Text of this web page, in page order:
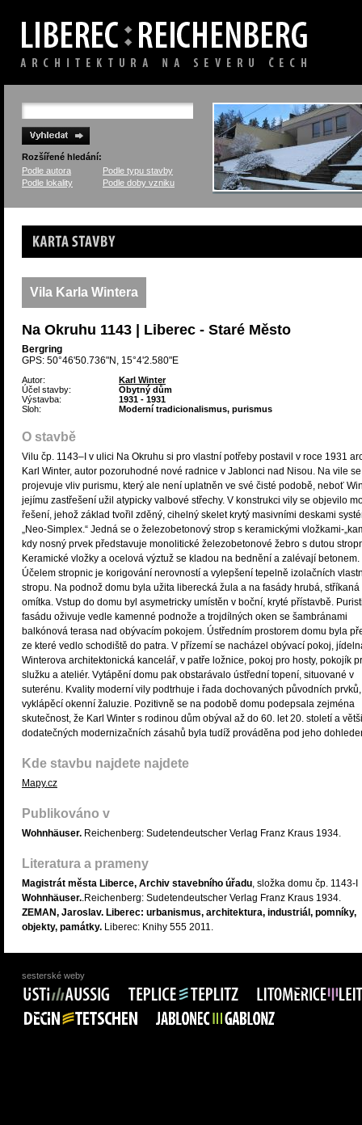
Rozšířené hledání:
Podle autora
Podle typu stavby
Podle lokality
Podle doby vzniku
Karta stavby
Vila Karla Wintera
Na Okruhu 1143 | Liberec - Staré Město
Bergring
GPS: 50°46'50.736"N, 15°4'2.580"E
Autor:
Karl Winter
Účel stavby:
Obytný dům
Výstavba:
1931 - 1931
Sloh:
Moderní tradicionalismus, purismus
O stavbě
Vilu čp. 1143–I v ulici Na Okruhu si pro vlastní potřeby postavil v roce 1931
Karl Winter, autor pozoruhodné nové radnice v Jablonci nad Nisou. Na vile se
projevuje vliv purismu, který ale není uplatněn ve své čisté podobě, neboť
jejímu zastřešení užil atypicky valbové střechy. V konstrukci vily se objevilo
řešení, jehož základ tvořil zděný, cihelný skelet krytý masivními deskami
„Neo-Simplex.“ Jedná se o železobetonový strop s keramickými vložkami-
kdy nosný prvek představuje monolitické železobetonové žebro s dutou
Keramické vložky a ocelová výztuž se kladou na bednění a zalévají betonem.
Účelem stropnic je korigování nerovností a vylepšení tepelně izolačních
stropu. Na podnož domu byla užita liberecká žula a na fasády hrubá, stříkaná
omítka. Vstup do domu byl asymetricky umístěn v boční, kryté přístavbě.
fasádu oživuje vedle kamenné podnože a trojdílných oken se šambránami
balkónová terasa nad obývacím pokojem. Ústředním prostorem domu byla
ze které vedlo schodiště do patra. V přízemí se nacházel obývací pokoj,
Winterova architektonická kancelář, v patře ložnice, pokoj pro hosty, pokojík
služku a ateliér. Vytápění domu pak obstarávalo ústřední topení, situované v
suterénu. Kvality moderní vily podtrhuje i řada dochovaných původních
vyklápěcí okenní žaluzie. Pozitivně se na podobě domu podepsala zejména
skutečnost, že Karl Winter s rodinou dům obýval až do 60. let 20. století a
dodatečných modernizačních zásahů byla tudíž prováděna pod jeho
Kde stavbu najdete najdete
Mapy.cz
Publikováno v
Wohnhäuser. Reichenberg: Sudetendeutscher Verlag Franz Kraus 1934.
Literatura a prameny
Magistrát města Liberce, Archiv stavebního úřadu, složka domu čp. 1143-I
Wohnhäuser..Reichenberg: Sudetendeutscher Verlag Franz Kraus 1934.
ZEMAN, Jaroslav. Liberec: urbanismus, architektura, industriál, pomníky,
objekty, památky. Liberec: Knihy 555 2011.
sesterské weby